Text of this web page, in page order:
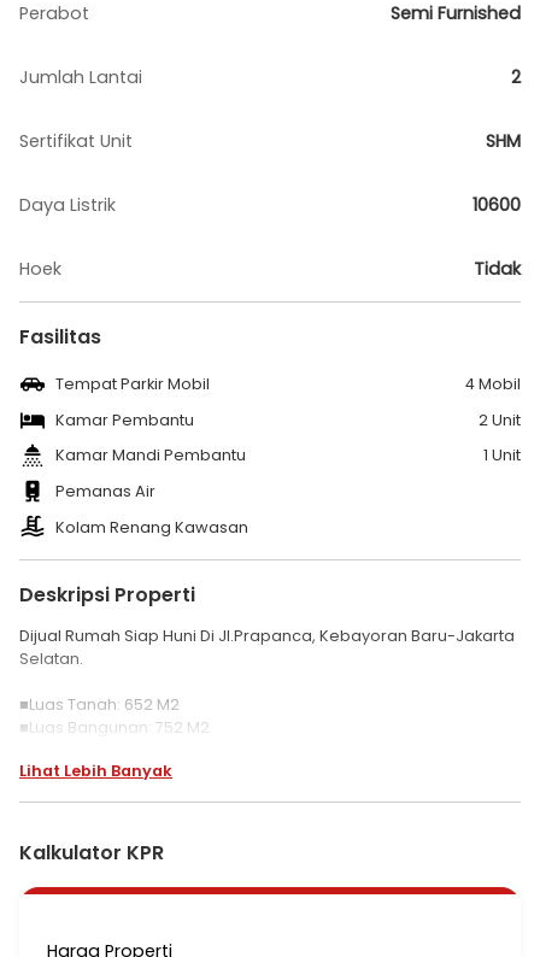
Perabot Semi Furnished
Jumlah Lantai 2
Sertifikat Unit SHM
Daya Listrik 10600
Hoek Tidak
Fasilitas
Tempat Parkir Mobil
4 Mobil
Kamar Pembantu
2 Unit
Kamar Mandi Pembantu
1 Unit
Pemanas Air
Kolam Renang Kawasan
Deskripsi Properti
Dijual Rumah Siap Huni Di Jl.Prapanca, Kebayoran Baru-Jakarta
Selatan.
■Luas Tanah: 652 M2
■Luas Bangunan: 752 M2
■Hadap Selatan
■K.Mandi: 3+1
■Garasi: 2
■Carport: 2
Lihat Lebih Banyak
Kalkulator KPR
Harga Properti